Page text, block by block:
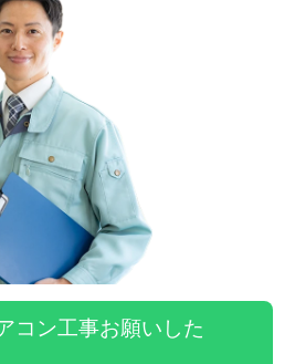
コン工事お願いした